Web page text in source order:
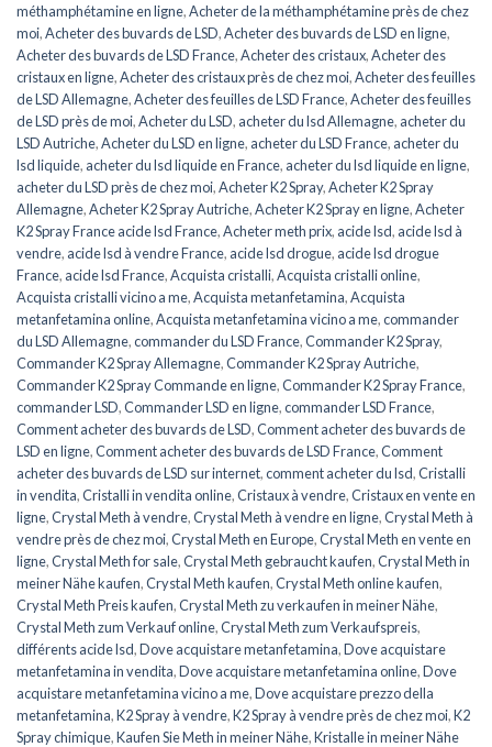
méthamphétamine en ligne,Acheter de la méthamphétamine près de chez
moi,Acheter des buvards de LSD,Acheter des buvards de LSD en ligne,
Acheter des buvards de LSD France,Acheter des cristaux,Acheter des
cristaux en ligne,Acheter des cristaux près de chez moi,Acheter des feuilles
de LSD Allemagne,Acheter des feuilles de LSD France,Acheter des feuilles
de LSD près de moi,Acheter du LSD, acheter du lsd Allemagne, acheter du
LSD Autriche,Acheter du LSD en ligne, acheter du LSD France, acheter du
lsd liquide, acheter du lsd liquide en France, acheter du lsd liquide en ligne,
acheter du LSD près de chez moi,Acheter K2 Spray,Acheter K2 Spray
Allemagne,Acheter K2 Spray Autriche,Acheter K2 Spray en ligne,Acheter
K2 Spray France acide lsd France,Acheter meth prix, acide lsd, acide lsd à
vendre, acide lsd à vendre France, acide lsd drogue, acide lsd drogue
France, acide lsd France,Acquista cristalli,Acquista cristalli online,
Acquista cristalli vicino a me,Acquista metanfetamina,Acquista
metanfetamina online,Acquista metanfetamina vicino a me,commander
du LSD Allemagne,commander du LSD France,Commander K2 Spray,
Commander K2 Spray Allemagne,Commander K2 Spray Autriche,
Commander K2 Spray Commande en ligne,Commander K2 Spray France,
commander LSD,Commander LSD en ligne,commander LSD France,
Comment acheter des buvards de LSD,Comment acheter des buvards de
LSD en ligne,Comment acheter des buvards de LSD France,Comment
acheter des buvards de LSD sur internet,comment acheter du lsd,Cristalli
in vendita,Cristalli in vendita online,Cristaux à vendre,Cristaux en vente en
ligne,Crystal Meth à vendre,Crystal Meth à vendre en ligne,Crystal Meth à
vendre près de chez moi,Crystal Meth en Europe,Crystal Meth en vente en
ligne,Crystal Meth for sale,Crystal Meth gebraucht kaufen,Crystal Meth in
meiner Nähe kaufen,Crystal Meth kaufen,Crystal Meth online kaufen,
Crystal Meth Preis kaufen,Crystal Meth zu verkaufen in meiner Nähe,
Crystal Meth zum Verkauf online,Crystal Meth zum Verkaufspreis,
différents acide lsd,Dove acquistare metanfetamina,Dove acquistare
metanfetamina in vendita,Dove acquistare metanfetamina online,Dove
acquistare metanfetamina vicino a me,Dove acquistare prezzo della
metanfetamina,K2 Spray à vendre,K2 Spray à vendre près de chez moi,K2
Spray chimique,Kaufen Sie Meth in meiner Nähe,Kristalle in meiner Nähe